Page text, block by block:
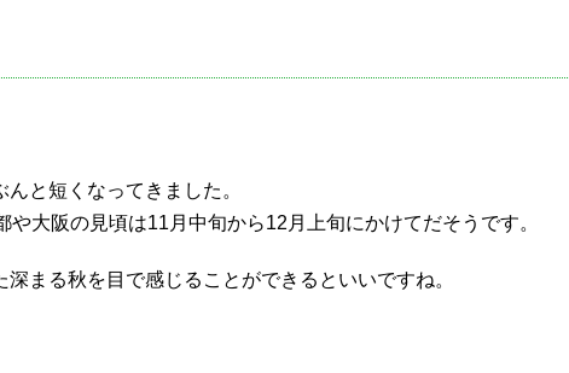
と短くなってきました。
大阪の見頃は11月中旬から12月上旬にかけてだそうです。
まる秋を目で感じることができるといいですね。